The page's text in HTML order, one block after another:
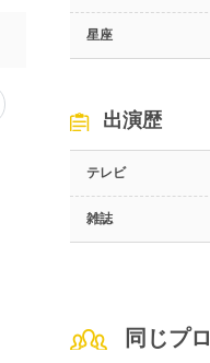
星座
出演歴
テレビ
雑誌
同じプ